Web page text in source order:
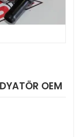
OEM